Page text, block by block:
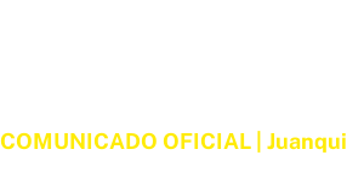
COMUNICADO OFICIAL | Juanqui